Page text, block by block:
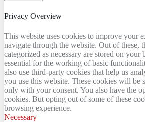
Privacy Overview
This website uses cookies to improve your
navigate through the website. Out of these,
categorized as necessary are stored on your
essential for the working of basic
also use third-party cookies that help us
you use this website. These cookies will be
only with your consent. You also have the
cookies. But opting out of some of these
browsing experience.
Necessary